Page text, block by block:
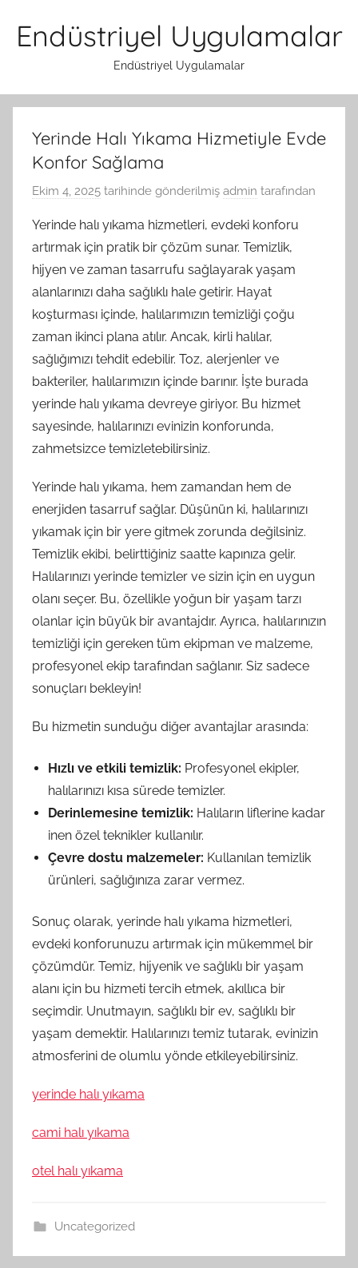
atlaEndüstriyel Uygulamalar
Endüstriyel Uygulamalar
Yerinde Halı Yıkama Hizmetiyle Evde
Konfor Sağlama
Ekim 4, 2025 tarihinde gönderilmiş admin tarafından
Yerinde halı yıkama hizmetleri, evdeki konforu
artırmak için pratik bir çözüm sunar. Temizlik,
hijyen ve zaman tasarrufu sağlayarak yaşam
alanlarınızı daha sağlıklı hale getirir. Hayat
koşturması içinde, halılarımızın temizliği çoğu
zaman ikinci plana atılır. Ancak, kirli halılar,
sağlığımızı tehdit edebilir. Toz, alerjenler ve
bakteriler, halılarımızın içinde barınır. İşte burada
yerinde halı yıkama devreye giriyor. Bu hizmet
sayesinde, halılarınızı evinizin konforunda,
zahmetsizce temizletebilirsiniz.
Yerinde halı yıkama, hem zamandan hem de
enerjiden tasarruf sağlar. Düşünün ki, halılarınızı
yıkamak için bir yere gitmek zorunda değilsiniz.
Temizlik ekibi, belirttiğiniz saatte kapınıza gelir.
Halılarınızı yerinde temizler ve sizin için en uygun
olanı seçer. Bu, özellikle yoğun bir yaşam tarzı
olanlar için büyük bir avantajdır. Ayrıca, halılarınızın
temizliği için gereken tüm ekipman ve malzeme,
profesyonel ekip tarafından sağlanır. Siz sadece
sonuçları bekleyin!
Bu hizmetin sunduğu diğer avantajlar arasında:
Hızlı ve etkili temizlik: Profesyonel ekipler,
halılarınızı kısa sürede temizler.
Derinlemesine temizlik: Halıların liflerine kadar
inen özel teknikler kullanılır.
Çevre dostu malzemeler: Kullanılan temizlik
ürünleri, sağlığınıza zarar vermez.
Sonuç olarak, yerinde halı yıkama hizmetleri,
evdeki konforunuzu artırmak için mükemmel bir
çözümdür. Temiz, hijyenik ve sağlıklı bir yaşam
alanı için bu hizmeti tercih etmek, akıllıca bir
seçimdir. Unutmayın, sağlıklı bir ev, sağlıklı bir
yaşam demektir. Halılarınızı temiz tutarak, evinizin
atmosferini de olumlu yönde etkileyebilirsiniz.
yerinde halı yıkama
cami halı yıkama
otel halı yıkama
Uncategorized